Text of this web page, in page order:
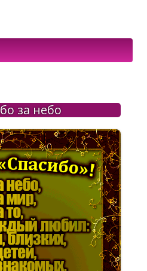
за небо